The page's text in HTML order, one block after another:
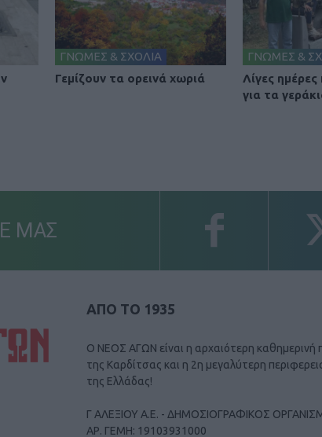
ΓΝΩΜΕΣ & ΣΧΟΛΙΑ
Γεμίζουν τα ορεινά χωριά
ΓΝΩΜΕΣ &
Λίγες
για τα
ΜΑΣ
ΑΠΟ ΤΟ 1935
Ο ΝΕΟΣ ΑΓΩΝ είναι η αρχαιότερη καθημερινή
της Καρδίτσας και η 2η μεγαλύτερη
της Ελλάδας!
Γ ΑΛΕΞΙΟΥ Α.Ε. - ΔΗΜΟΣΙΟΓΡΑΦΙΚΟΣ
ΑΡ. ΓΕΜΗ: 19103931000